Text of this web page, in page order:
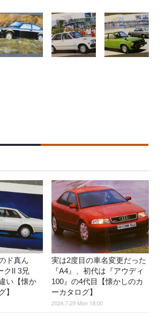
ド真ん
クII 3兄
い【懐か
】
実は2度目の車名変更だった
『A4』、初代は『アウディ
100』の4代目【懐かしのカ
ーカタログ】
2024.7.29 Mon 18:00